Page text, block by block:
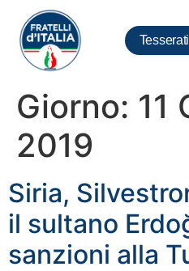
Tesserati
Giorno: 11
2019
Siria,
il sultano
sanzioni alla